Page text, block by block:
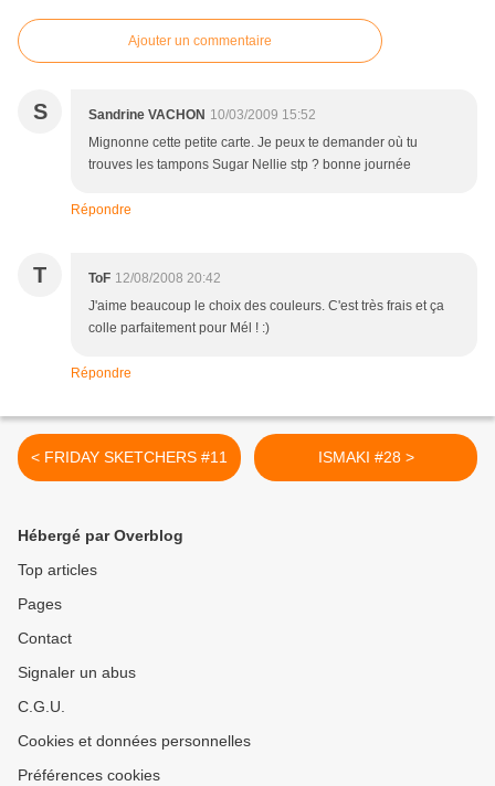
Ajouter un commentaire
S Sandrine VACHON 10/03/2009 15:52
Mignonne cette petite carte. Je peux te demander où tu
trouves les tampons Sugar Nellie stp ? bonne journée
Répondre
T ToF 12/08/2008 20:42
J'aime beaucoup le choix des couleurs. C'est très frais et ça
colle parfaitement pour Mél ! :)
Répondre
< FRIDAY SKETCHERS #11 ISMAKI #28 >
Hébergé par Overblog
Top articles
Pages
Contact
Signaler un abus
C.G.U.
Cookies et données personnelles
Préférences cookies